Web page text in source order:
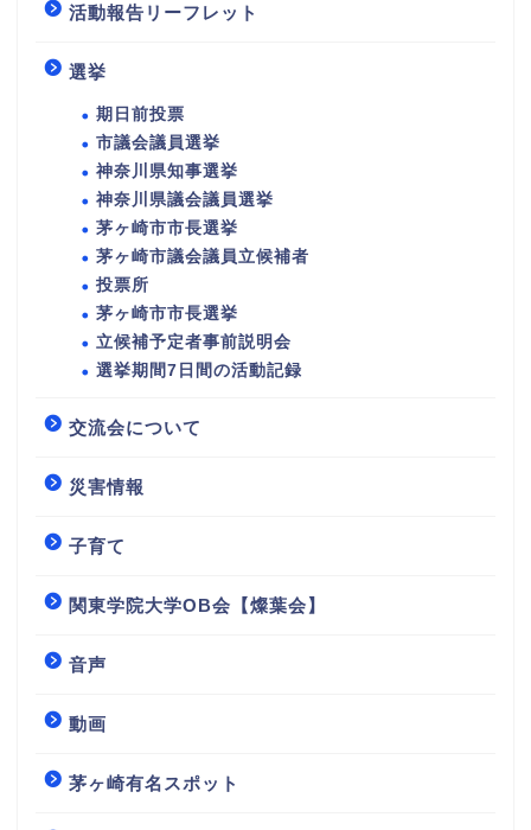
活動報告リーフレット
選挙
期日前投票
市議会議員選挙
神奈川県知事選挙
神奈川県議会議員選挙
茅ヶ崎市市長選挙
茅ヶ崎市議会議員立候補者
投票所
茅ヶ崎市市長選挙
立候補予定者事前説明会
選挙期間7日間の活動記録
交流会について
災害情報
子育て
関東学院大学OB会【燦葉会】
音声
動画
茅ヶ崎有名スポット